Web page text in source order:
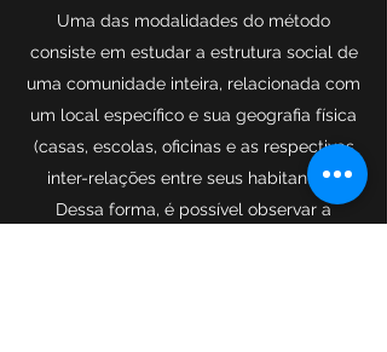
Uma das modalidades do método
consiste em estudar a estrutura social de
uma comunidade inteira, relacionada com
um local específico e sua geografia física
(casas, escolas, oficinas e as respectivas
inter-relações entre seus habitantes).
Dessa forma, é possível observar a